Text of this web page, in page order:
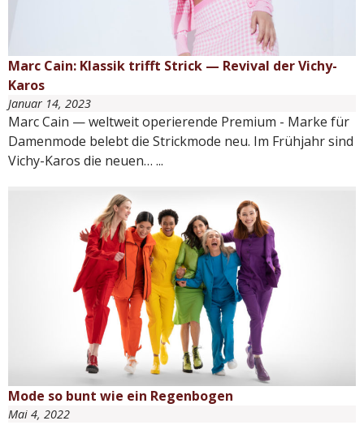
Marc Cain: Klassik trifft Strick — Revival der Vichy-
Karos
Januar 14, 2023
Marc Cain — weltweit operierende Premium - Marke für
Damenmode belebt die Strickmode neu. Im Frühjahr sind
Vichy-Karos die neuen… ...
Mode so bunt wie ein Regenbogen
Mai 4, 2022